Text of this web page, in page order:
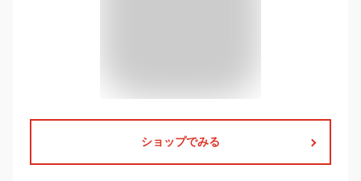
ショップでみる